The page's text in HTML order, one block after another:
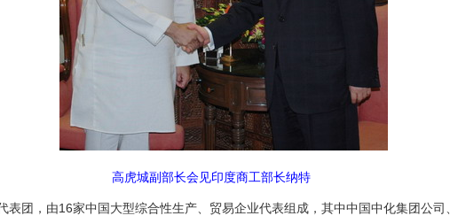
高虎城副部长会见印度商工部长纳特
表团，由16家中国大型综合性生产、贸易企业代表组成，其中中国中化集团公